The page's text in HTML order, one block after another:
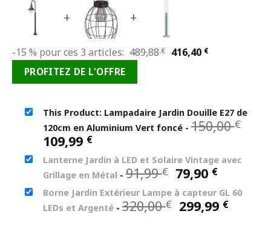
+ +
-15 % pour ces 3 articles: 489,88€
Le
489,88 €.
416,40 €Le
416,40 €.
PROFITEZ DE L'OFFRE
This Product: Lampadaire Jardin Douille E27 de
120cm en Aluminium Vert foncé -150,00€
109,99 €Le
prix
actuel
est :
109,99 €.
Lanterne Jardin à LED et Solaire Vintage avec
Grillage en Métal -91,99€ Le
prix
initial
était :
79,90 €Le
prix
actuel
est :
Borne Jardin Extérieur Lampe à capteur GL 60
LEDs et Argenté -320,00€ Le
prix
299,99 €Le